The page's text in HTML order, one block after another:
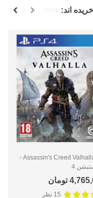
اند:
بازی Assassin's Creed Valhalla -
4
تومان
15 نظر